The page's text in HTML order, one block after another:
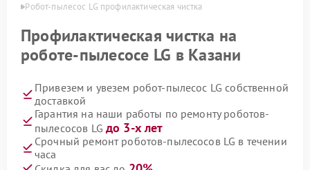
Робот-пылесос LG профилактическая чистка
Профилактическая чистка на
роботе-пылесосе LG в Казани
Привезем и увезем робот-пылесос LG собственной
доставкой
Гарантия на наши работы по ремонту роботов-
пылесосов LG до 3-х лет
Срочный ремонт роботов-пылесосов LG в течении
часа